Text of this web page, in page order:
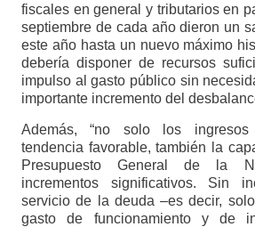
fiscales en general y tributarios en
septiembre de cada año dieron un
este año hasta un nuevo máximo
debería disponer de recursos
impulso al gasto público sin
importante incremento del
Además, “no solo los
tendencia favorable, también la
Presupuesto General de la
incrementos significativos. Sin
servicio de la deuda –es decir,
gasto de funcionamiento y de